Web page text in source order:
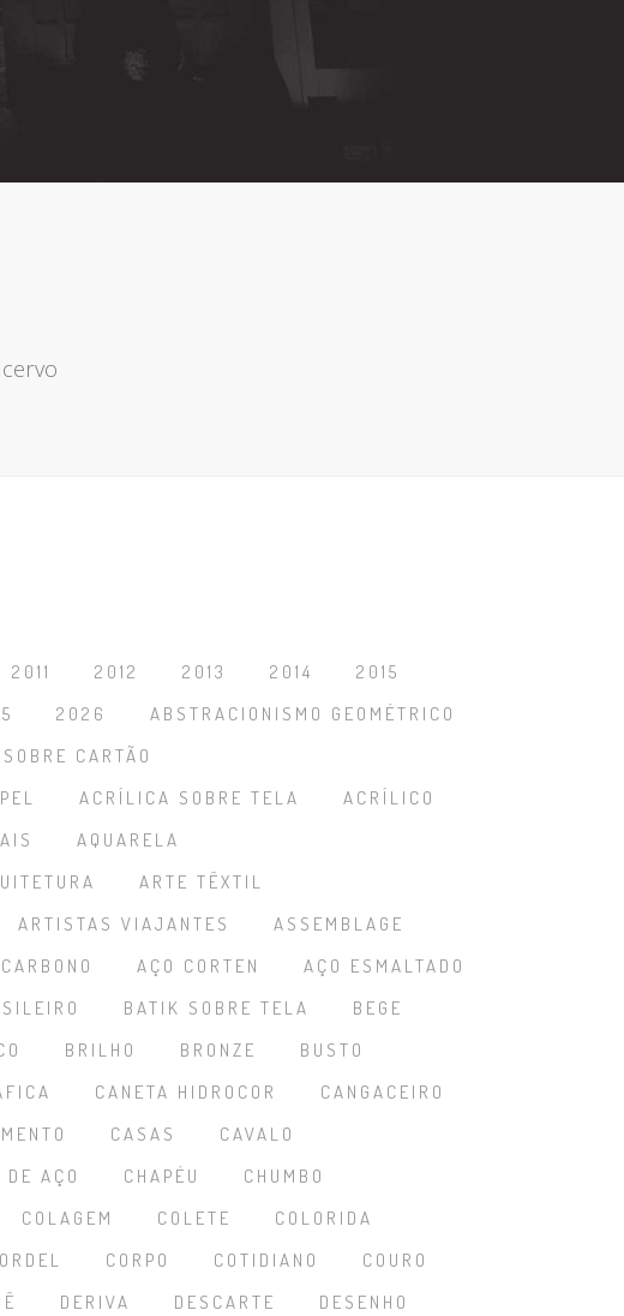
2011 2012 2013 2014
2015
2026
ABSTRACIONISMO GEOMÉTRICO
CARTÃO
ACRÍLICA SOBRE TELA
ACRÍLICO
AQUARELA
ARTE TÊXTIL
ARTISTAS VIAJANTES
ASSEMBLAGE
AÇO CORTEN
AÇO ESMALTADO
BATIK SOBRE TELA
BEGE
BRILHO BRONZE
BUSTO
CANETA HIDROCOR
CANGACEIRO
CASAS
CAVALO
DE AÇO CHAPÉU
CHUMBO
COLAGEM COLETE
COLORIDA
CORPO COTIDIANO
COURO
DERIVA DESCARTE
DESENHO